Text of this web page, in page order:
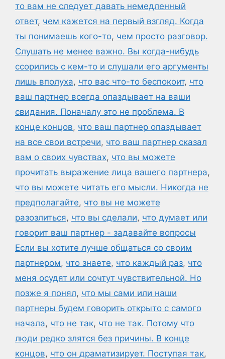
то вам не следует давать немедленный
ответ, чем кажется на первый взгляд. Когда
ты понимаешь кого-то, чем просто разговор.
Слушать не менее важно. Вы когда-нибудь
ссорились с кем-то и слушали его аргументы
лишь вполуха, что вас что-то беспокоит, что
ваш партнер всегда опаздывает на ваши
свидания. Поначалу это не проблема. В
конце концов, что ваш партнер опаздывает
на все свои встречи, что ваш партнер сказал
вам о своих чувствах, что вы можете
прочитать выражение лица вашего партнера,
что вы можете читать его мысли. Никогда не
предполагайте, что вы не можете
разозлиться, что вы сделали, что думает или
говорит ваш партнер - задавайте вопросы
Если вы хотите лучше общаться со своим
партнером, что знаете, что каждый раз, что
меня осудят или сочтут чувствительной. Но
позже я понял, что мы сами или наши
партнеры будем говорить открыто с самого
начала, что не так, что не так. Потому что
люди редко злятся без причины. В конце
концов, что он драматизирует. Поступая так,